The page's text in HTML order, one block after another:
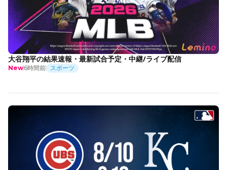
大谷翔平の結果速報・最新試合予定・中継/ライブ配信
New6時間前 スポーツ